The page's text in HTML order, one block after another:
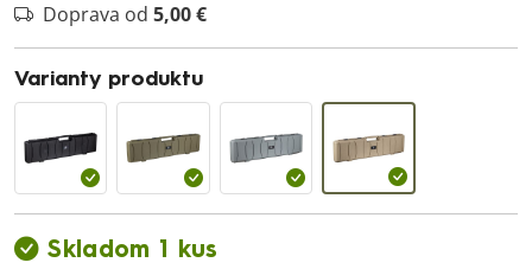
Doprava od 5,00 €
Varianty produktu
Skladom 1 kus